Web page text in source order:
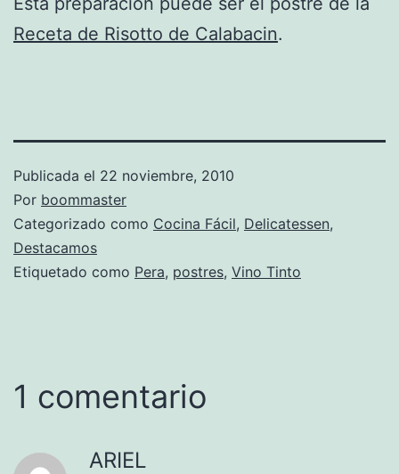
Receta de Risotto de Calabacin.
Publicada el 22 noviembre, 2010
Por boommaster
Categorizado como Cocina Fácil, Delicatessen,
Destacamos
Etiquetado como Pera, postres, Vino Tinto
1 comentario
ARIEL